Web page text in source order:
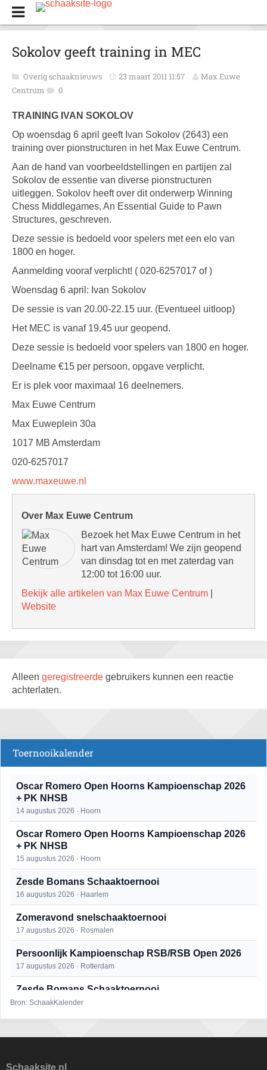
Sokolov geeft training in MEC
Overig schaaknieuws 23 maart 2011 11:57
Max Euwe
Centrum
0
TRAINING IVAN SOKOLOV
Op woensdag 6 april geeft Ivan Sokolov (2643) een
training over pionstructuren in het Max Euwe Centrum.
Aan de hand van voorbeeldstellingen en partijen zal
Sokolov de essentie van diverse pionstructuren
uitleggen. Sokolov heeft over dit onderwerp Winning
Chess Middlegames, An Essential Guide to Pawn
Structures, geschreven.
Deze sessie is bedoeld voor spelers met een elo van
1800 en hoger.
Aanmelding vooraf verplicht! ( 020-6257017 of )
Woensdag 6 april: Ivan Sokolov
De sessie is van 20.00-22.15 uur. (Eventueel uitloop)
Het MEC is vanaf 19.45 uur geopend.
Deze sessie is bedoeld voor spelers van 1800 en hoger.
Deelname €15 per persoon, opgave verplicht.
Er is plek voor maximaal 16 deelnemers.
Max Euwe Centrum
Max Euweplein 30a
1017 MB Amsterdam
020-6257017
www.maxeuwe.nl
Over Max Euwe Centrum
Bezoek het Max Euwe Centrum in het
hart van Amsterdam! We zijn geopend
van dinsdag tot en met zaterdag van
12:00 tot 16:00 uur.
Bekijk alle artikelen van Max Euwe Centrum
Website
Alleen geregistreerde gebruikers kunnen een reactie
achterlaten.
Toernooikalender
Oscar Romero Open Hoorns Kampioenschap 2026
+ PK NHSB
14 augustus 2026 · Hoorn
Oscar Romero Open Hoorns Kampioenschap 2026
+ PK NHSB
15 augustus 2026 · Hoorn
Zesde Bomans Schaaktoernooi
16 augustus 2026 · Haarlem
Zomeravond snelschaaktoernooi
17 augustus 2026 · Rosmalen
Persoonlijk Kampioenschap RSB/RSB Open 2026
17 augustus 2026 · Rotterdam
Zesde Bomans Schaaktoernooi
17 augustus 2026 · Haarlem
18 augustus 2026 · Rosmalen
Bron: SchaakKalender
Schaaksite.nl